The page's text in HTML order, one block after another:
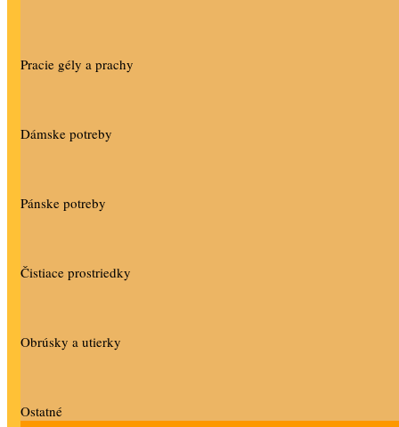
Pracie gély a prachy
Dámske potreby
Pánske potreby
Čistiace prostriedky
Obrúsky a utierky
Ostatné